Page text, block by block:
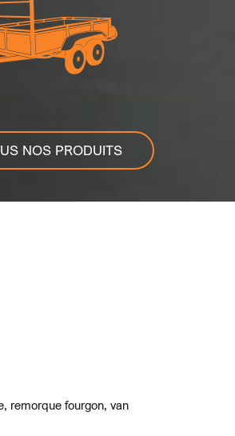
NOS PRODUITS
remorque fourgon, van